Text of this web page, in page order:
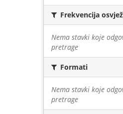
Frekvencija
Nema stavki koje
pretrage
Formati
Nema stavki koje
pretrage